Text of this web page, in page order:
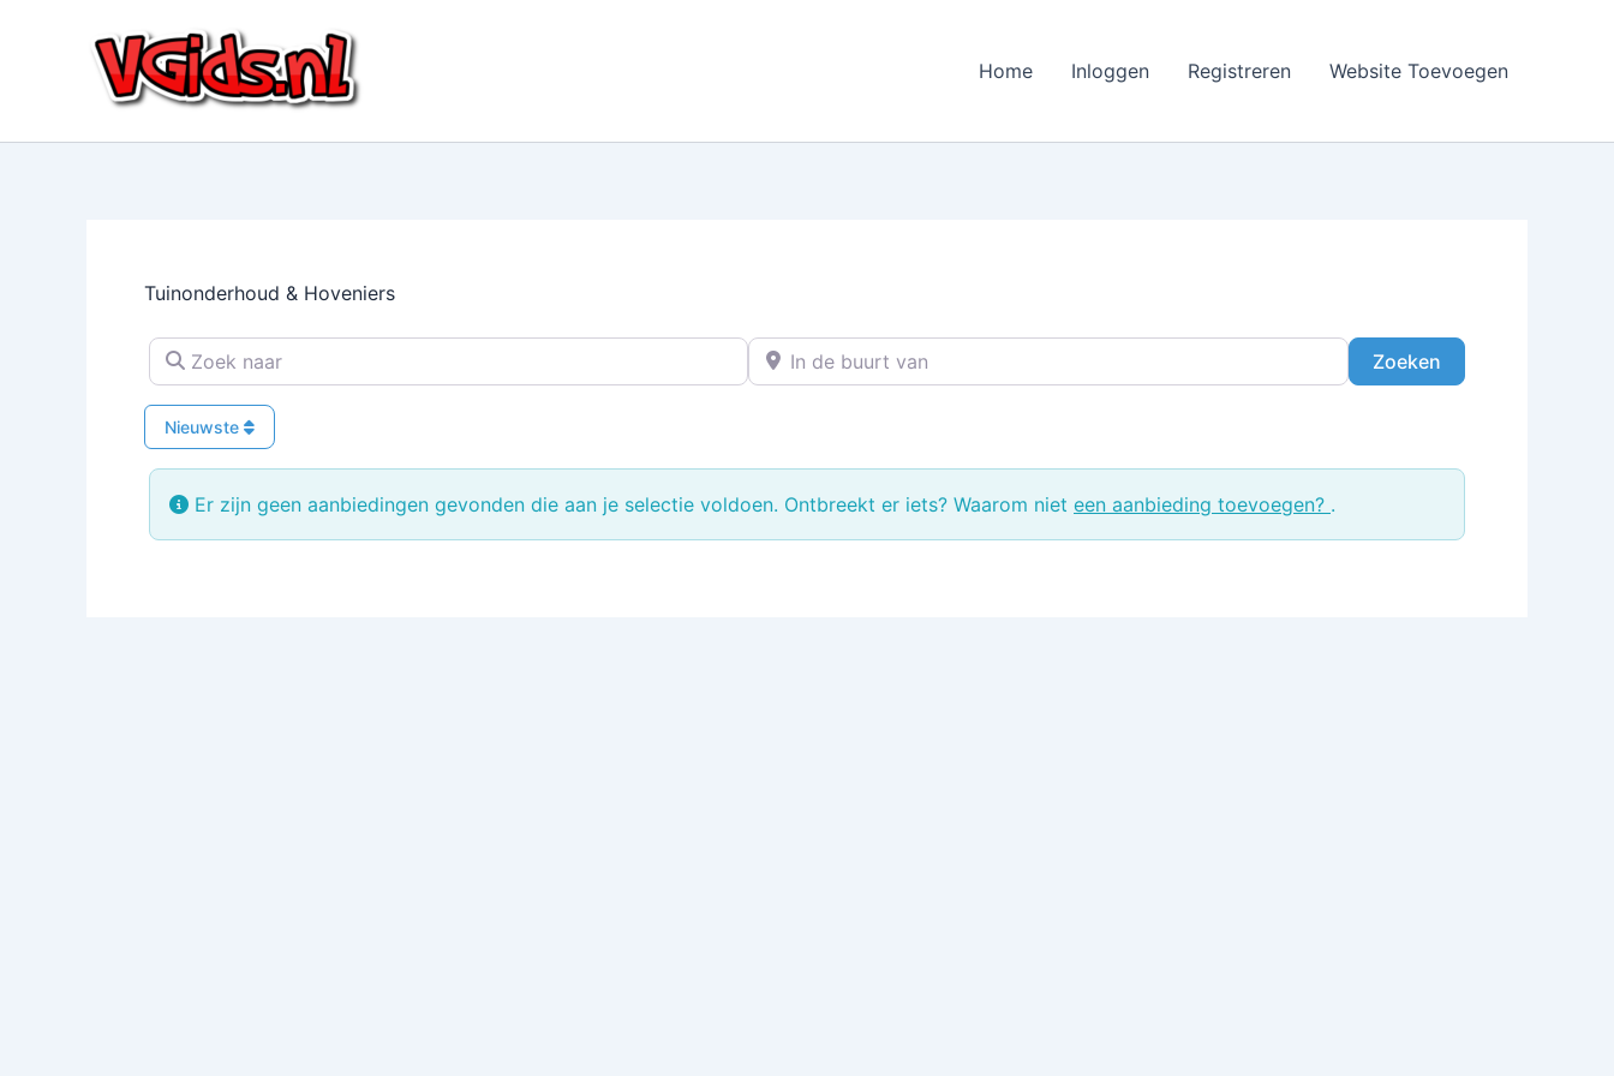
Home Inloggen Registreren Website Toevoegen
Tuinonderhoud & Hoveniers
Zoek naar In de buurt van
ZoekenZoeken
Nieuwste
Er zijn geen aanbiedingen gevonden die aan je selectie voldoen. Ontbreekt er iets? Waarom niet een aanbieding toevoegen? .